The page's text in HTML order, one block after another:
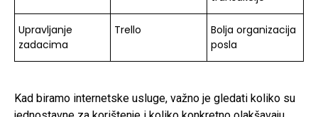
Upravljanje
zadacima
Trello
Bolja organizacija
posla
Kad biramo internetske usluge, važno je gledati koliko su